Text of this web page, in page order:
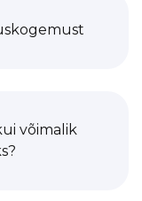
võimalik